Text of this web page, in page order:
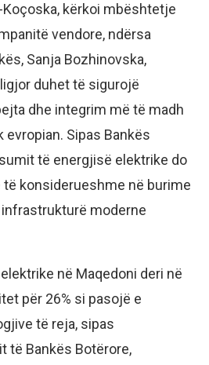
kërkoi mbështetje
vendore, ndërsa
Sanja Bozhinovska,
duhet të sigurojë
dhe integrim më të madh
Sipas Bankës
të energjisë elektrike do
konsiderueshme në burime
moderne
në Maqedoni deri në
për 26% si pasojë e
të reja, sipas
të Bankës Botërore,